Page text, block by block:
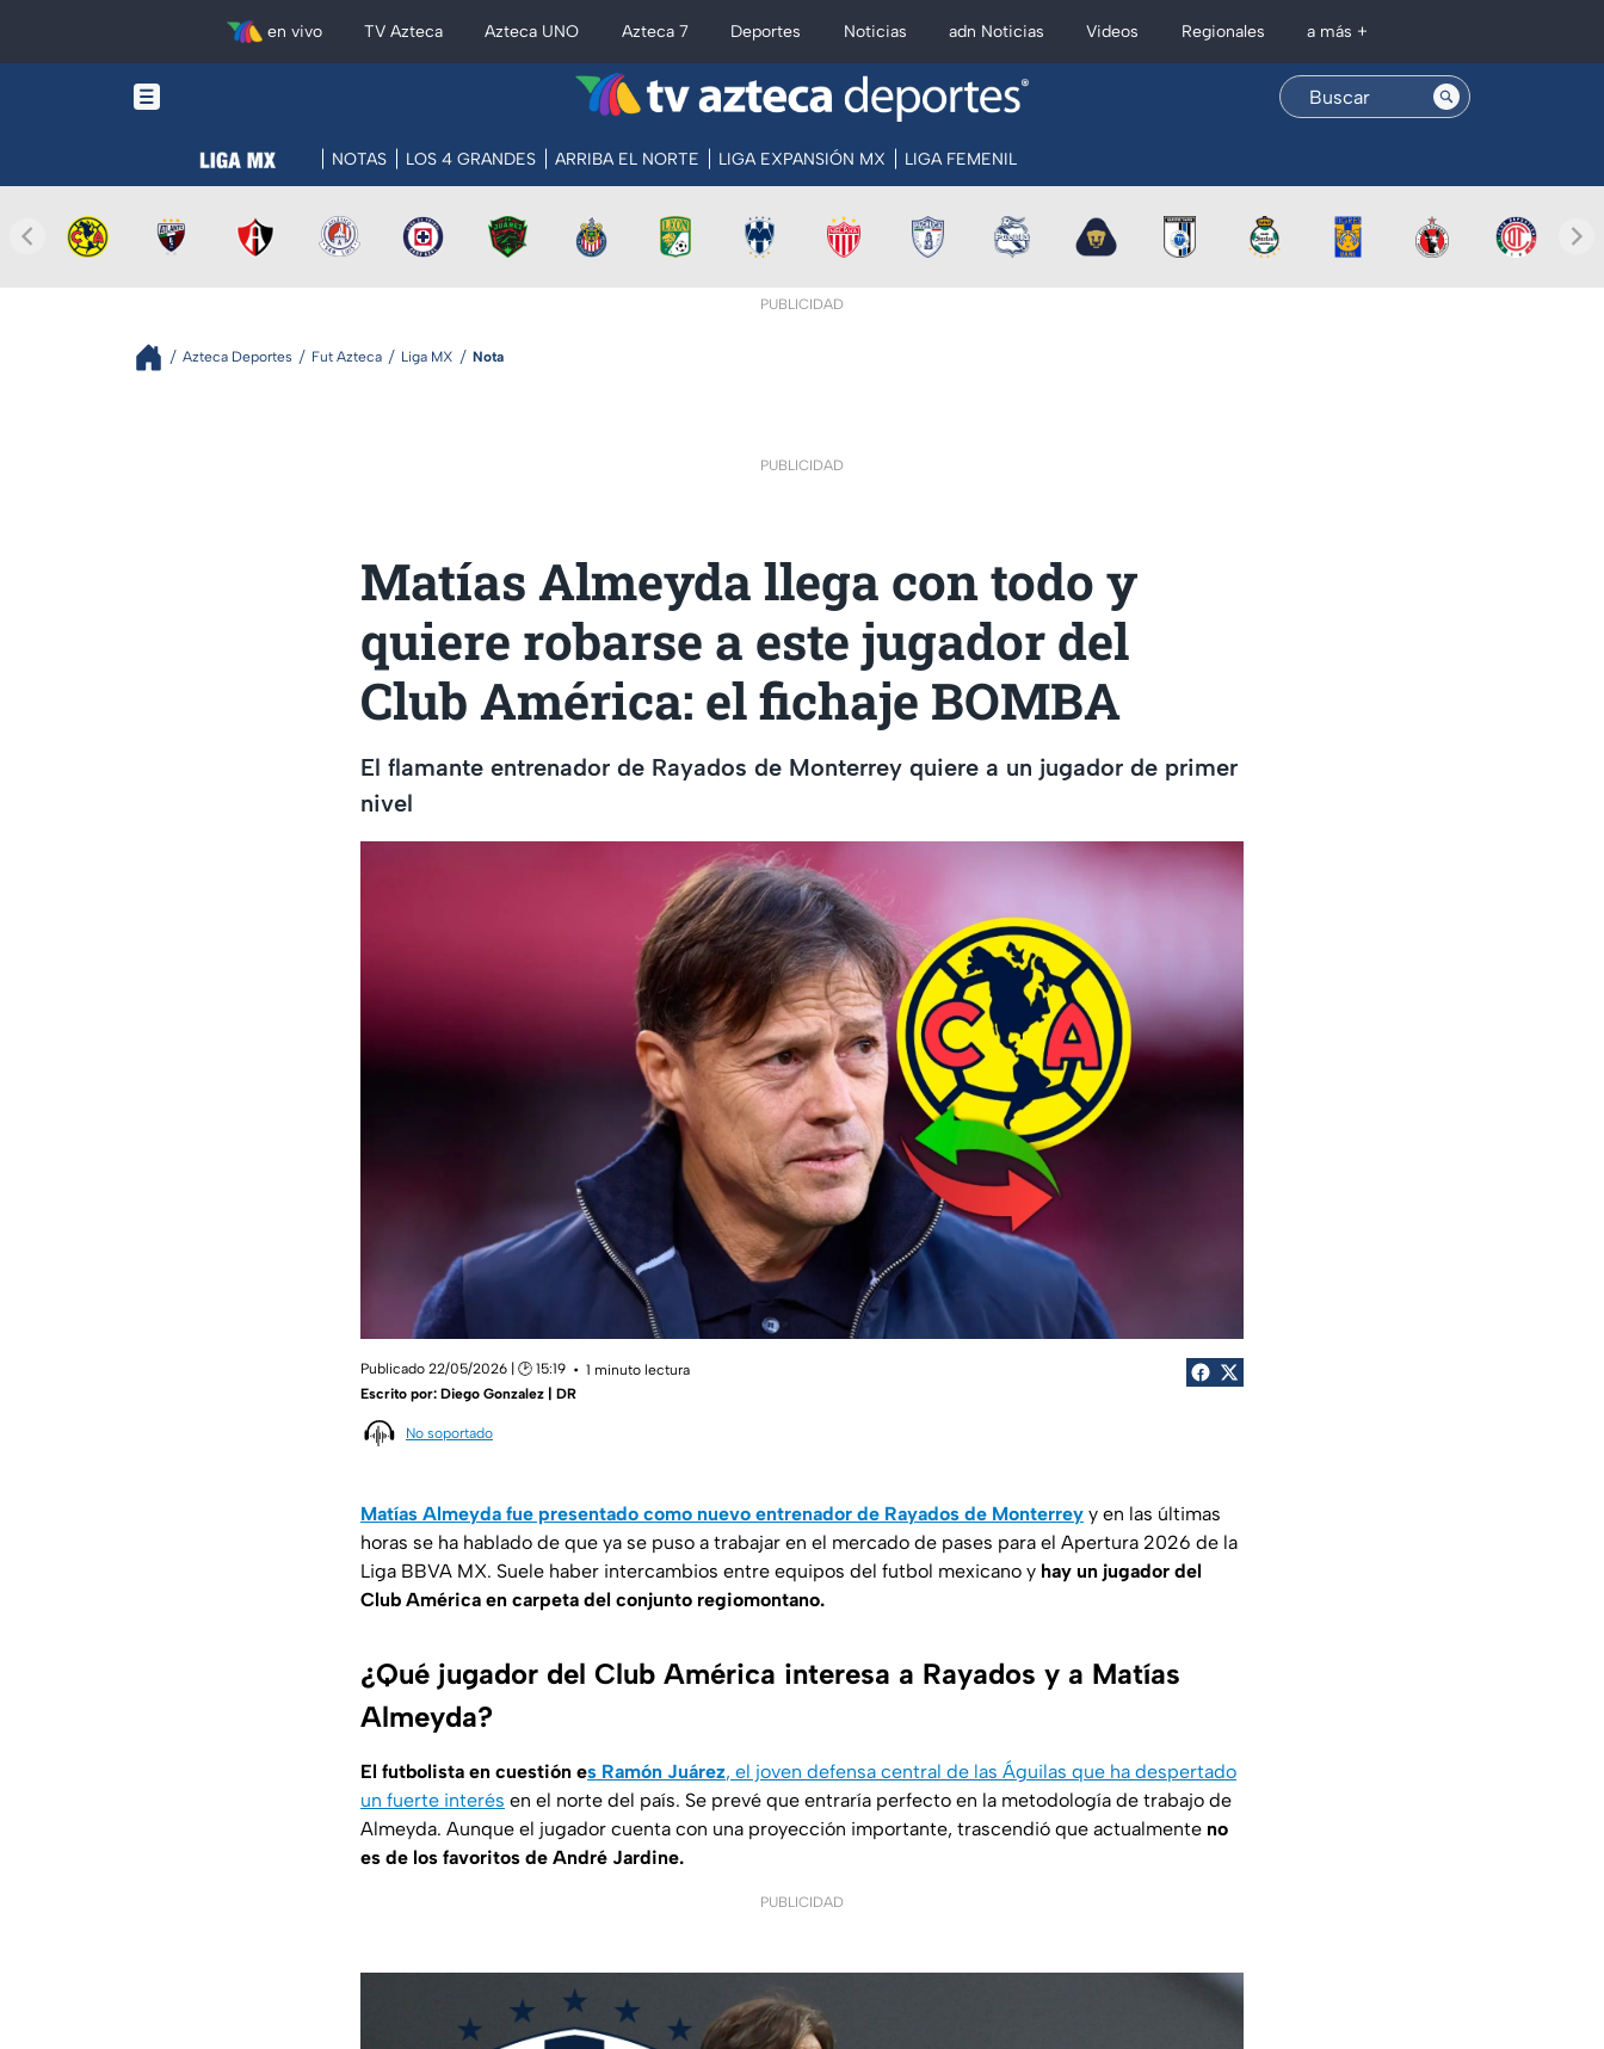
en vivo TV Azteca Azteca UNO Azteca 7 Deportes Noticias adn Noticias Videos Regionales a más +
NOTAS LOS 4 GRANDES ARRIBA EL NORTE LIGA EXPANSIÓN MX LIGA FEMENIL
PUBLICIDAD
Azteca Deportes Fut Azteca Liga MX Nota
PUBLICIDAD
Matías Almeyda llega con todo y
quiere robarse a este jugador del
Club América: el fichaje BOMBA
El flamante entrenador de Rayados de Monterrey quiere a un jugador de primer
nivel
Publicado 22/05/2026 | 🕑 15:19
1 minuto lectura
Escrito por: Diego Gonzalez | DR
No soportado
Matías Almeyda fue presentado como nuevo entrenador de Rayados de Monterrey y en las últimas
horas se ha hablado de que ya se puso a trabajar en el mercado de pases para el Apertura 2026 de la
Liga BBVA MX. Suele haber intercambios entre equipos del futbol mexicano y hay un jugador del
Club América en carpeta del conjunto regiomontano.
¿Qué jugador del Club América interesa a Rayados y a Matías
Almeyda?
El futbolista en cuestión es Ramón Juárez, el joven defensa central de las Águilas que ha despertado
un fuerte interés en el norte del país. Se prevé que entraría perfecto en la metodología de trabajo de
Almeyda. Aunque el jugador cuenta con una proyección importante, trascendió que actualmente no
es de los favoritos de André Jardine.
PUBLICIDAD